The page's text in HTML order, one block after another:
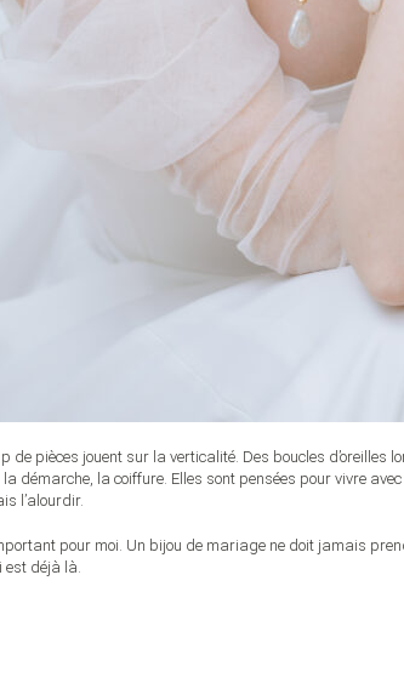
de pièces jouent sur la verticalité. Des boucles d’oreilles
démarche, la coiffure. Elles sont pensées pour vivre
l’alourdir.
pour moi. Un bijou de mariage ne doit jamais
est déjà là.